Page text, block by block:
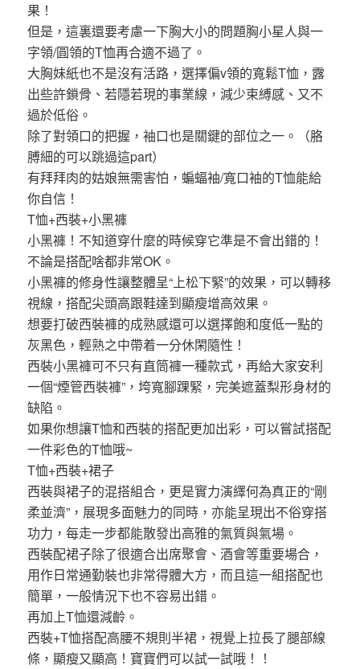
果！
但是，這裏還要考慮一下胸大小的問題胸小星人與一
字領/圓領的T恤再合適不過了。
大胸妹紙也不是沒有活路，選擇偏v領的寬鬆T恤，露
出些許鎖骨、若隱若現的事業線，減少束縛感、又不
過於低俗。
除了對領口的把握，袖口也是關鍵的部位之一。（胳
膊細的可以跳過這part）
有拜拜肉的姑娘無需害怕，蝙蝠袖/寬口袖的T恤能給
你自信！
T恤+西裝+小黑褲
小黑褲！不知道穿什麼的時候穿它準是不會出錯的！
不論是搭配啥都非常OK。
小黑褲的修身性讓整體呈“上松下緊”的效果，可以轉移
視線，搭配尖頭高跟鞋達到顯瘦增高效果。
想要打破西裝褲的成熟感還可以選擇飽和度低一點的
灰黑色，輕熟之中帶着一分休閑隨性！
西裝小黑褲可不只有直筒褲一種款式，再給大家安利
一個“煙管西裝褲”，垮寬腳踝緊，完美遮蓋梨形身材的
缺陷。
如果你想讓T恤和西裝的搭配更加出彩，可以嘗試搭配
一件彩色的T恤哦~
T恤+西裝+裙子
西裝與裙子的混搭組合，更是實力演繹何為真正的“剛
柔並濟”，展現多面魅力的同時，亦能呈現出不俗穿搭
功力，每走一步都能散發出高雅的氣質與氣場。
西裝配裙子除了很適合出席聚會、酒會等重要場合，
用作日常通勤裝也非常得體大方，而且這一組搭配也
簡單，一般情況下也不容易出錯。
再加上T恤還減齡。
西裝+T恤搭配高腰不規則半裙，視覺上拉長了腿部線
條，顯瘦又顯高！寶寶們可以試一試哦！！